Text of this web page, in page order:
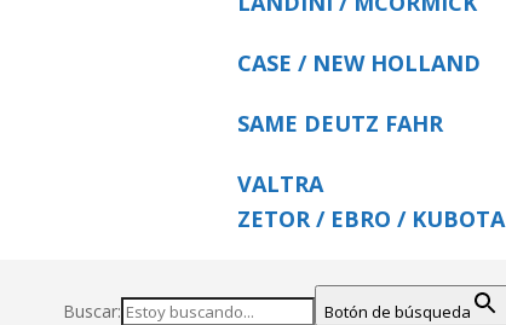
CASE / NEW HOLLAND
SAME DEUTZ FAHR
VALTRA
ZETOR / EBRO / KUBOTA
Buscar: Botón de búsqueda